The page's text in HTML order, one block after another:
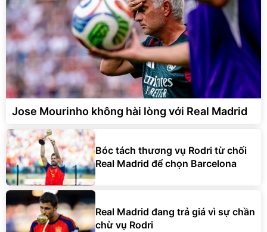
Jose Mourinho không hài lòng với Real Madrid
Bóc tách thương vụ Rodri từ chối
Real Madrid để chọn Barcelona
Real Madrid đang trả giá vì sự chần
chừ vụ Rodri